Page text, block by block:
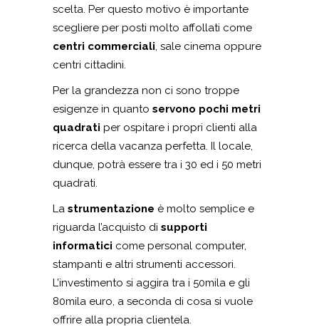
scelta. Per questo motivo è importante
scegliere per posti molto affollati come
centri commerciali, sale cinema oppure
centri cittadini.
Per la grandezza non ci sono troppe
esigenze in quanto servono pochi metri
quadrati per ospitare i propri clienti alla
ricerca della vacanza perfetta. Il locale,
dunque, potrà essere tra i 30 ed i 50 metri
quadrati.
La strumentazione è molto semplice e
riguarda l’acquisto di supporti
informatici come personal computer,
stampanti e altri strumenti accessori.
L’investimento si aggira tra i 50mila e gli
80mila euro, a seconda di cosa si vuole
offrire alla propria clientela.